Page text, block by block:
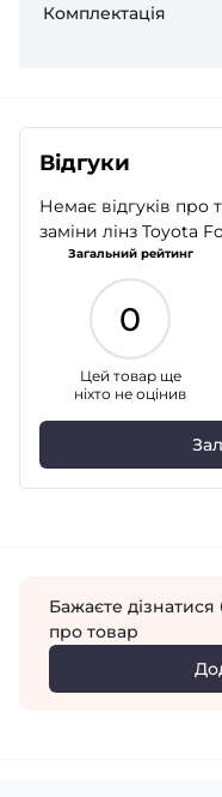
Комплектація
Відгуки
Немає відгуків про
заміни лінз Toyota
Загальний рейтинг
0
Цей товар ще
ніхто не оцінив
Бажаєте
про товар